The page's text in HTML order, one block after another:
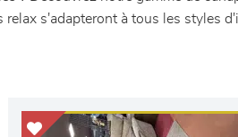
s'adapteront à tous les styles